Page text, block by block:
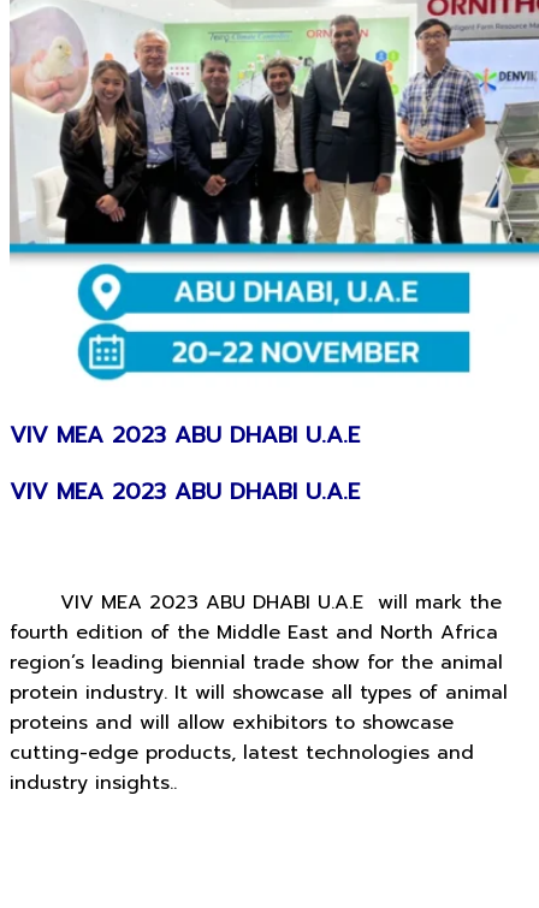
VIV MEA 2023 ABU DHABI U.A.E
VIV MEA 2023 ABU DHABI U.A.E
VIV MEA 2023 ABU DHABI U.A.E will mark the
fourth edition of the Middle East and North Africa
region’s leading biennial trade show for the animal
protein industry. It will showcase all types of animal
proteins and will allow exhibitors to showcase
cutting-edge products, latest technologies and
industry insights..